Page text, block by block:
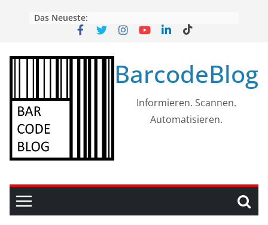
Das Neueste:
BarcodeBlog
Informieren. Scannen.
Automatisieren.